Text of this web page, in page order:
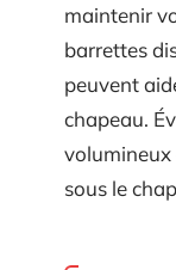
maintenir
barrettes
peuvent
chapeau.
volumineux
sous le